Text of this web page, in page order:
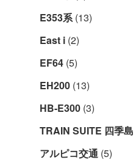
E353系(13)
East i (2)
EF64 (5)
EH200 (13)
HB-E300 (3)
TRAIN SUITE 四季島
アルピコ交通 (5)